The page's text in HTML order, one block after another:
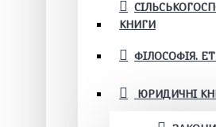
КНИГИ
ФІЛОСОФІЯ.
ЮРИДИЧНІ